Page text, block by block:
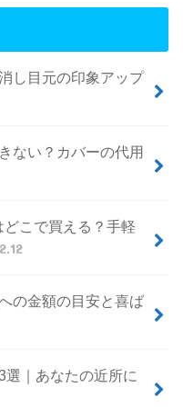
し目元の印象アップ
ない？カバーの代用
こで買える？手軽
の金額の目安と喜ば
｜あなたの近所に